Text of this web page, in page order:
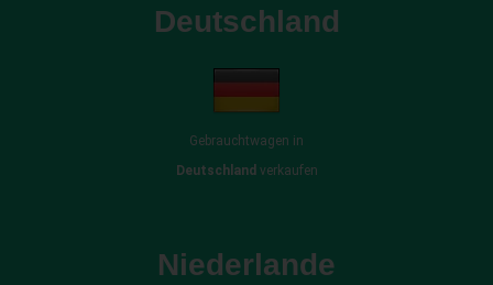
Deutschland
Gebrauchtwagen in
Deutschland verkaufen
Niederlande